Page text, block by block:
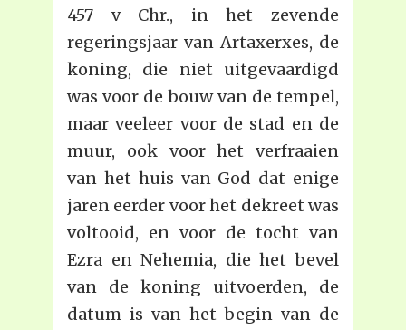
457 v Chr., in het zevende
regeringsjaar van Artaxerxes, de
koning, die niet uitgevaardigd
was voor de bouw van de tempel,
maar veeleer voor de stad en de
muur, ook voor het verfraaien
van het huis van God dat enige
jaren eerder voor het dekreet was
voltooid, en voor de tocht van
Ezra en Nehemia, die het bevel
van de koning uitvoerden, de
datum is van het begin van de